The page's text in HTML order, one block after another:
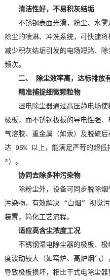
清洁性好，不易积灰结垢
不锈钢表面光滑，粉尘、水
除尘的喷淋、冲洗系统，可快速
减少积灰结垢引发的电场短路、
频次。
二、 除尘效率高，达标排放
精准捕捉细微颗粒物
湿电除尘器通过高压静电场
极板，而不锈钢极板的导电性强、
气溶胶、重金属（如汞）及脱硫
达 95% 以上，能满足严苛的超低
³）。
协同去除多种污染物
除粉尘外，设备可同步脱除
污染物，有效解决 “白烟” 视觉
装置，简化工艺流程。
适应高含尘浓度工况
不锈钢湿电除尘器的极板、
度波动较大（如窑炉、高炉烟气
导致极板损坏，相比干式电除尘器